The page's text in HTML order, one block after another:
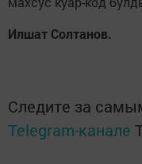
Илшат Солтанов.
Следите за
Telegram-канале